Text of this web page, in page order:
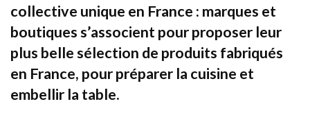
collective unique en France : marques et
boutiques s’associent pour proposer leur
plus belle sélection de produits fabriqués
en France, pour préparer la cuisine et
embellir la table.